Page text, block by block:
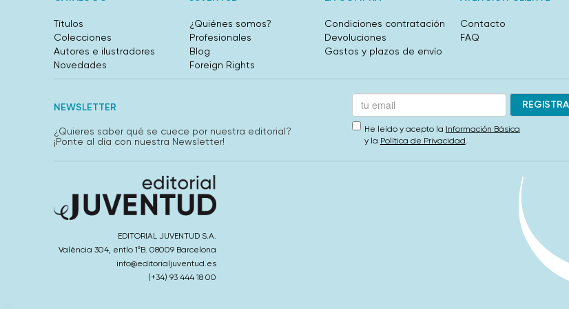
Títulos
Colecciones
Autores e ilustradores
Novedades
¿Quiénes somos?
Profesionales
Blog
Foreign Rights
Condiciones contratación
Devoluciones
Gastos y plazos de envío
Contacto
FAQ
NEWSLETTER
¿Quieres saber qué se cuece por nuestra editorial?
¡Ponte al día con nuestra Newsletter!
He leído y acepto la Información Básica
y la Política de Privacidad.
EDITORIAL JUVENTUD S.A.
València 304, entlo 1ºB. 08009 Barcelona
info@editorialjuventud.es
(+34) 93 444 18 00